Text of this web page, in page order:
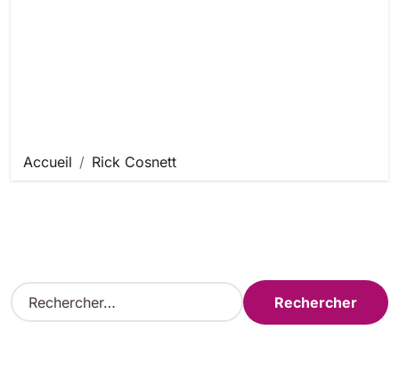
Accueil Rick Cosnett
R
e